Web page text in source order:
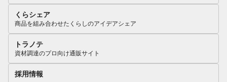
くらシェア
商品を組み合わせたくらしのアイデアシェア
トラノテ
資材調達のプロ向け通販サイト
採用情報